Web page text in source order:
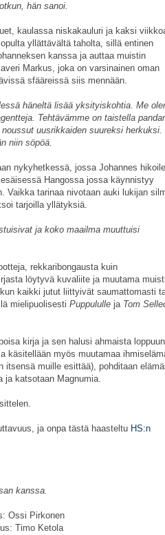
hän sanoi.
kaulassa niskakauluri ja kaksi
yllättävältä taholta, sillä entinen
kanssa ja auttaa muistin
Markus, joka on varsinainen oman
sfääreissä siis mennään.
häneltä lisää yksityiskohtia. Me
Tehtävämme on taistella
uusrikkaiden suureksi herkuksi.
niin söpöä.
nykyhetkessä, jossa Johannes
Hangossa jossa käynnistyy
Vaikka tarinaa nivotaan auki lukijan
tarjoilla yllätyksiä.
ja koko maailma muuttuisi
rekkaribongausta kuin
löytyvä kuvaliite ja muutama
kaikki jutut liittyivät saumattomasti
mielipuolisesti Puppululle ja Tom
kirja ja sen halusi ahmaista
käsitellään myös muutamaa
itsensä muille esittää), pohditaan
ja katsotaan Magnumia.
ja onpa tästä haasteltu HS:n
kanssa.
Ossi Pirkonen
Timo Ketola